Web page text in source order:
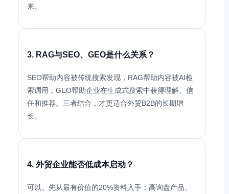
来。
3. RAG与SEO、GEO是什么关系？
SEO帮助内容被传统搜索发现，RAG帮助内容被AI检
索调用，GEO帮助企业在生成式搜索中获得理解、信
任和推荐。三者结合，才更适合外贸B2B的长期增
长。
4. 外贸企业能否低成本启动？
可以。先从最有价值的20%资料入手：高询盘产品、